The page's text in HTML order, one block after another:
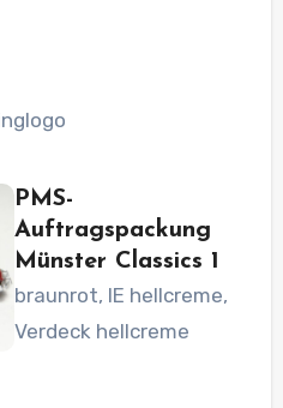
PMS-
Auftragspackung
Münster Classics 1
braunrot, IE hellcreme,
Verdeck hellcreme